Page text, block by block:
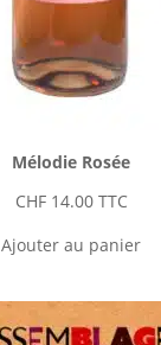
Mélodie Rosée
CHF14.00 TTC
Ajouter au panier